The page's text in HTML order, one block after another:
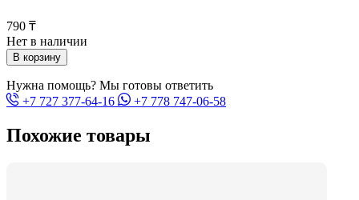
790 ₸
Нет в наличии
В корзину
Нужна помощь? Мы готовы ответить
+7 727 377-64-16
+7 778 747-06-58
Похожие товары